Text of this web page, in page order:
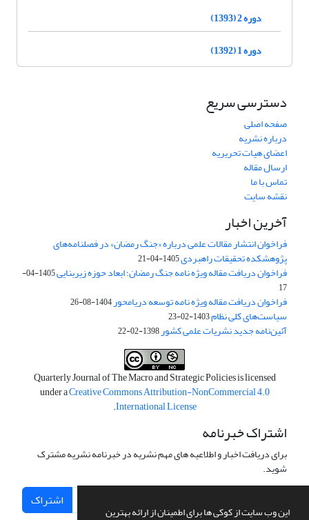
این وب سایت از کوکی ها برای اطمینان از ارائه بهترین
دوره 2 (1393)
دوره 1 (1392)
دسترسی سریع
صفحه اصلی
درباره نشریه
اعضای هیات تحریریه
ارسال مقاله
تماس با ما
نقشه سایت
آخرین اخبار
فراخوان انتشار مقالات علمی درباره «جنگ رمضان» در فصلنامه‌های
پژوهشکده تحقیقات راهبردی1405-04-21
فراخوان دریافت مقاله ویژه نامه جنگ رمضان؛ ابعاد حوزه زیربنایی
1405-04-
17
فراخوان دریافت مقاله ویژه نامه توسعه دریامحور1404-08-26
سیاست‌های کلی نظام1403-02-23
آئین‌نامه جدید نشریات علمی کشور1398-02-22
Quarterly Journal of The Macro and Strategic Policies is licensed
under aCreative Commons Attribution-NonCommercial 4.0
International License
.
اشتراک خبرنامه
برای دریافت اخبار و اطلاعیه های مهم نشریه در خبرنامه نشریه مشترک
شوید.
اشتراک